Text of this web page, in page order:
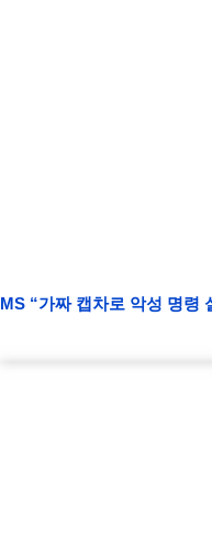
MS “가짜 캡차로 악성 명